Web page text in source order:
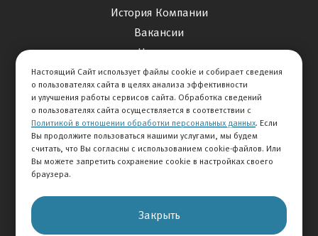
© 2026 АВТОМИР
История Компании
Вакансии
Новости
Карта сайта
Контакты
+7 495 292-60-60
Настоящий Сайт использует файлы cookie и собирает сведения
о пользователях сайта в целях анализа эффективности
и улучшения работы сервисов сайта. Обработка сведений
о пользователях сайта осуществляется в соответствии с
Политикой в отношении обработки персональных данных. Если
Вы продолжите пользоваться нашими услугами, мы будем
считать, что Вы согласны с использованием cookie-файлов. Или
Вы можете запретить сохранение cookie в настройках своего
браузера.
Закрыть